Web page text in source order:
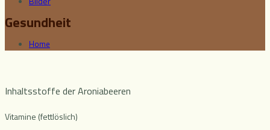
Gesundheit
Home
Inhaltsstoffe der Aroniabeeren
Vitamine (fettlöslich)